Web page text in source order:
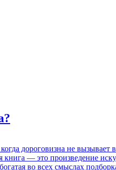
дороговизна не
— это произведение
во всех смыслах